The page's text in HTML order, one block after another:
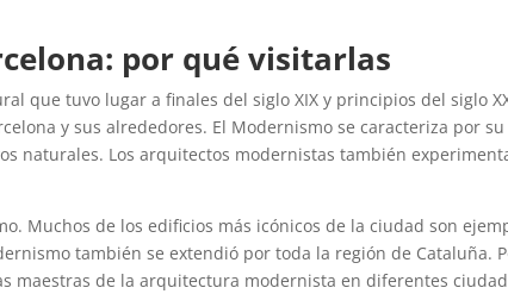
por qué visitarlas
que tuvo lugar a finales del siglo XIX y principios del siglo
y sus alrededores. El Modernismo se caracteriza por
naturales. Los arquitectos modernistas también
Muchos de los edificios más icónicos de la ciudad son
también se extendió por toda la región de Cataluña.
maestras de la arquitectura modernista en diferentes